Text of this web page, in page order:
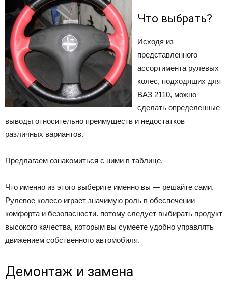
Что выбрать?
Исходя из
представленного
ассортимента рулевых
колес, подходящих для
ВАЗ 2110, можно
сделать определенные
выводы относительно преимуществ и недостатков
различных вариантов.
Предлагаем ознакомиться с ними в таблице.
Что именно из этого выберите именно вы — решайте сами.
Рулевое колесо играет значимую роль в обеспечении
комфорта и безопасности. потому следует выбирать продукт
высокого качества, которым вы сумеете удобно управлять
движением собственного автомобиля.
Демонтаж и замена